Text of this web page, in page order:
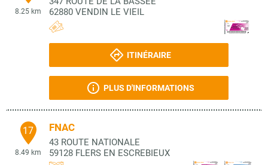
8.25 km
62880 VENDIN LE VIEIL
ITINÉRAIRE
PLUS D'INFORMATIONS
17
8.49 km
FNAC
43 ROUTE NATIONALE
59128 FLERS EN ESCREBIEUX